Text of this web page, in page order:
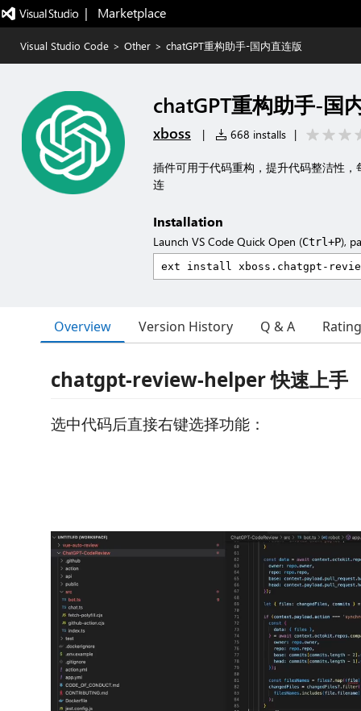
|   Marketplace
Visual Studio Code > Other > chatGPT重构助手-国内直连版
chatGPT重构助手-国
xboss | 668 installs |
插件可用于代码重构，提升代码整洁性
连
Installation
Launch VS Code Quick Open (Ctrl+P),
Overview Version History Q & A
chatgpt-review-helper 快速上手
选中代码后直接右键选择功能：